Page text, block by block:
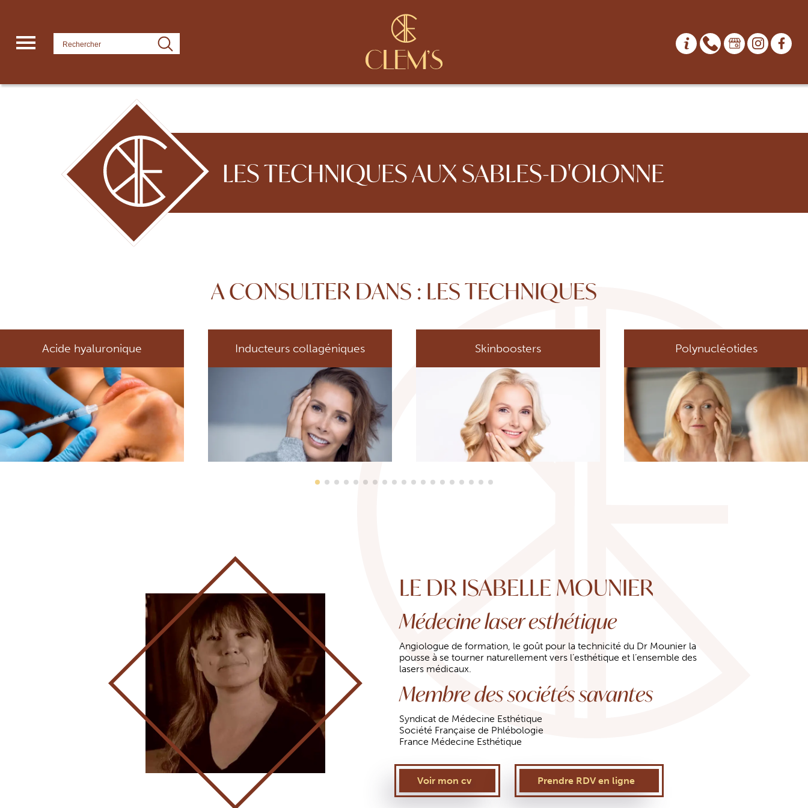
LES TECHNIQUES AUX SABLES-D'OLONNE
A CONSULTER DANS : LES TECHNIQUES
Acide hyaluronique Inducteurs collagéniques Skinboosters Polynucléotides
LE DR ISABELLE MOUNIER
Médecine laser esthétique
Angiologue de formation, le goût pour la technicité du Dr Mounier la
pousse à se tourner naturellement vers l’esthétique et l’ensemble des
lasers médicaux.
Membre des sociétés savantes
Syndicat de Médecine Esthétique
Société Française de Phlébologie
France Médecine Esthétique
Voir mon cv Prendre RDV en ligne